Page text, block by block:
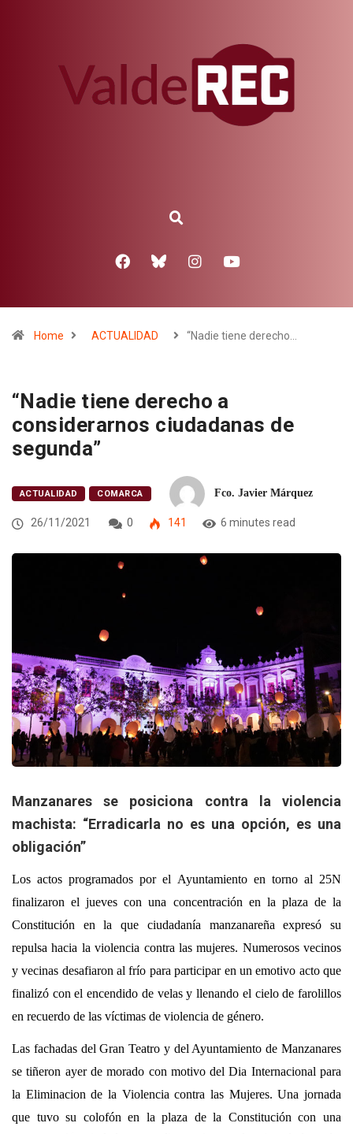
Home ACTUALIDAD “Nadie tiene derecho…
“Nadie tiene derecho a
considerarnos ciudadanas de
segunda”
ACTUALIDAD COMARCA Fco. Javier Márquez
26/11/2021 0 141 6 minutes read
Manzanares se posiciona contra la violencia
machista: “Erradicarla no es una opción, es una
obligación”
Los actos programados por el Ayuntamiento en torno al 25N
finalizaron el jueves con una concentración en la plaza de la
Constitución en la que ciudadanía manzanareña expresó su
repulsa hacia la violencia contra las mujeres. Numerosos vecinos
y vecinas desafiaron al frío para participar en un emotivo acto que
finalizó con el encendido de velas y llenando el cielo de farolillos
en recuerdo de las víctimas de violencia de género.
Las fachadas del Gran Teatro y del Ayuntamiento de Manzanares
se tiñeron ayer de morado con motivo del Dia Internacional para
la Eliminacion de la Violencia contra las Mujeres. Una jornada
que tuvo su colofón en la plaza de la Constitución con una